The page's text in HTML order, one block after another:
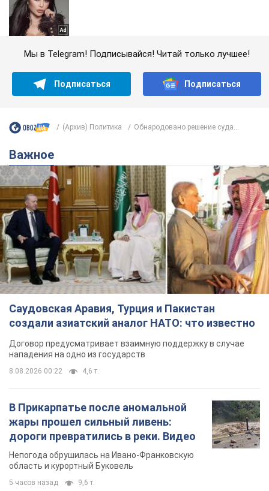
Мы в Telegram! Подписывайся! Читай только лучшее!
Подписаться Подписаться
(Архив) Политика Обнародовано решение суда...
Важное
Саудовская Аравия, Турция и Пакистан
создали азиатский аналог НАТО: что известно
Договор предусматривает взаимную поддержку в случае
нападения на одно из государств
8.08.2026 00:22 4,6 т.
В Прикарпатье после аномальной
жары прошел сильный ливень:
дороги превратились в реки. Видео
Непогода обрушилась на Ивано-Франковскую
область и курортный Буковель
5 часов назад 9,6 т.